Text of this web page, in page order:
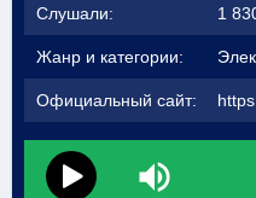
Слушали: 1
Жанр и категории:
Официальный сайт: